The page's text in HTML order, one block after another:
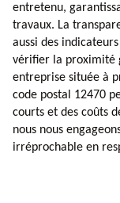
entretenu,
travaux. La
aussi des
vérifier la proximité
entreprise située à
code postal 12470
courts et des coûts
nous nous
irréprochable en